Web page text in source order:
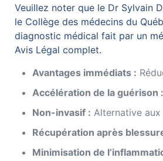
Veuillez noter que le Dr Sylvain
le Collège des médecins du
diagnostic médical fait par un
Avis Légal complet.
Avantages immédiats :
Accélération de la guérison :
Non-invasif : Alternative
Récupération après
Minimisation de